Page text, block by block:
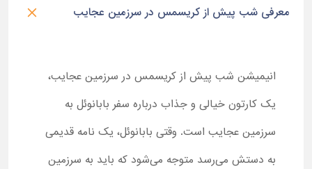
معرفی شب پیش از کریسمس در سرزمین عجایب
انیمیشن شب پیش از کریسمس در سرزمین عجایب،
یک کارتون خیالی و جذاب درباره سفر بابانوئل به
سرزمین عجایب است. وقتی بابانوئل، یک نامه قدیمی
به دستش می‌رسد متوجه می‌شود که باید به سرزمین